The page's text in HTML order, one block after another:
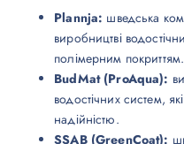
Plannja: шведська
виробництві
полімерним покриттям.
BudMat (ProAqua):
водостічних систем,
надійністю.
SSAB (GreenCoat):